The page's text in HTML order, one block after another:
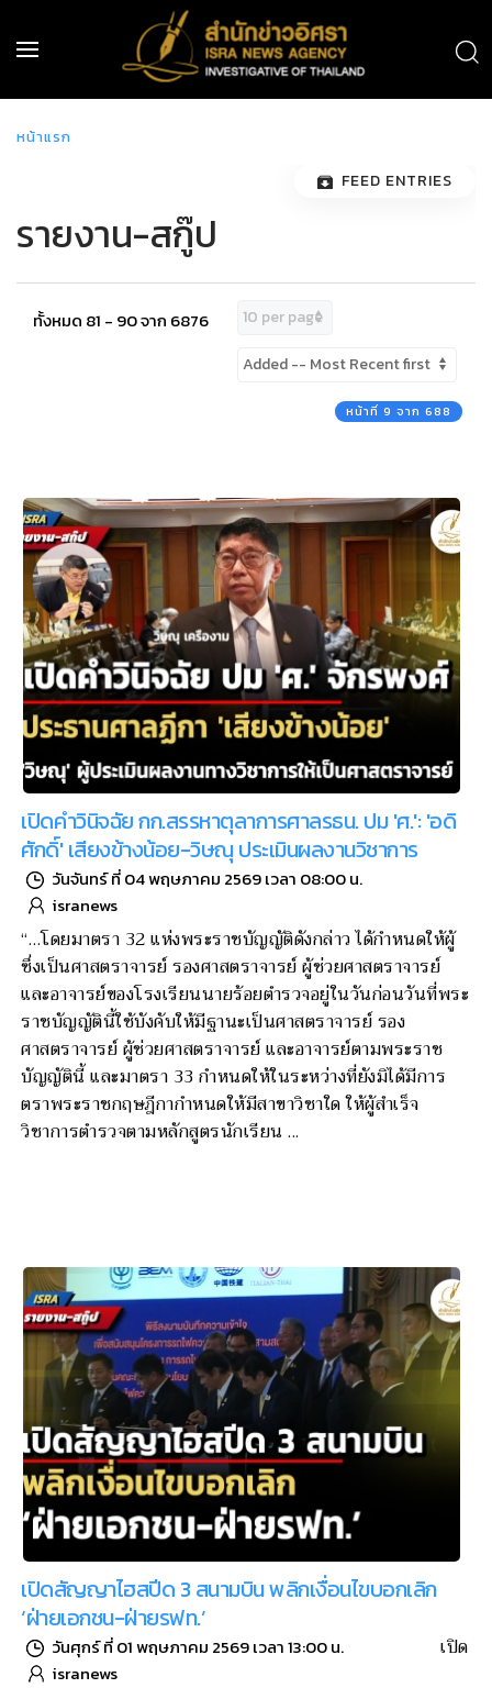
หน้าแรก
FEED ENTRIES
รายงาน-สกู๊ป
ทั้งหมด 81 - 90 จาก 6876
หน้าที่ 9 จาก 688
เปิดคำวินิจฉัย กก.สรรหาตุลาการศาลรธน. ปม 'ศ.': 'อดิ
ศักดิ์' เสียงข้างน้อย-วิษณุ ประเมินผลงานวิชาการ
วันจันทร์ ที่ 04 พฤษภาคม 2569 เวลา 08:00 น.
isranews
“…โดยมาตรา 32 แห่งพระราชบัญญัติดังกล่าว ได้กำหนดให้ผู้
ซึ่งเป็นศาสตราจารย์ รองศาสตราจารย์ ผู้ช่วยศาสตราจารย์
และอาจารย์ของโรงเรียนนายร้อยตำรวจอยู่ในวันก่อนวันที่พระ
ราชบัญญัตินี้ใช้บังคับให้มีฐานะเป็นศาสตราจารย์ รอง
ศาสตราจารย์ ผู้ช่วยศาสตราจารย์ และอาจารย์ตามพระราช
บัญญัตินี้ และมาตรา 33 กำหนดให้ในระหว่างที่ยังมิได้มีการ
ตราพระราชกฤษฎีกากำหนดให้มีสาขาวิชาใด ให้ผู้สำเร็จ
วิชาการตำรวจตามหลักสูตรนักเรียน ...
เปิดสัญญาไฮสปีด 3 สนามบิน พลิกเงื่อนไขบอกเลิก
‘ฝ่ายเอกชน-ฝ่ายรฟท.’
วันศุกร์ ที่ 01 พฤษภาคม 2569 เวลา 13:00 น.
isranews
เปิด